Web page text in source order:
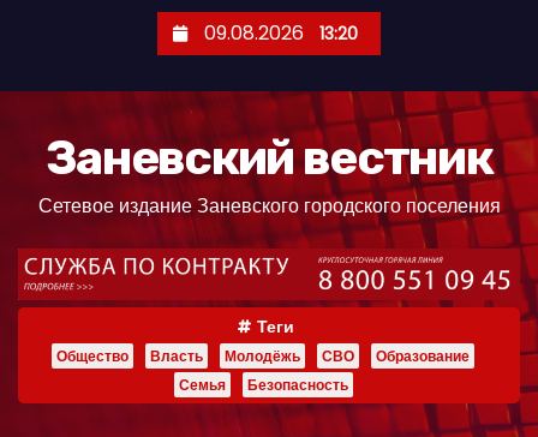
09.08.2026 13:20
Заневский вестник
Сетевое издание Заневского городского поселения
Теги
Общество Власть Молодёжь СВО
Образование
Семья
Безопасность